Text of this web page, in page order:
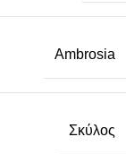
Ambrosia
Σκύλος